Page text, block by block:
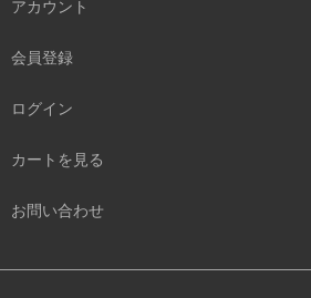
アカウント
会員登録
ログイン
カートを見る
お問い合わせ